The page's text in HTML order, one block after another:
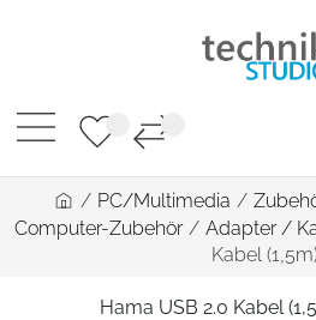
/ PC/Multimedia /
Computer-Zubehör / Adapter /
Kabel
Hama USB 2.0 Kabel